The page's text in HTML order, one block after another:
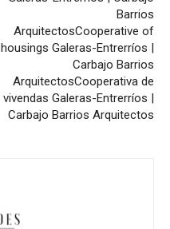
Barrios
ArquitectosCooperative of
housings Galeras-Entrerríos |
Carbajo Barrios
ArquitectosCooperativa de
vivendas Galeras-Entrerríos |
Carbajo Barrios Arquitectos